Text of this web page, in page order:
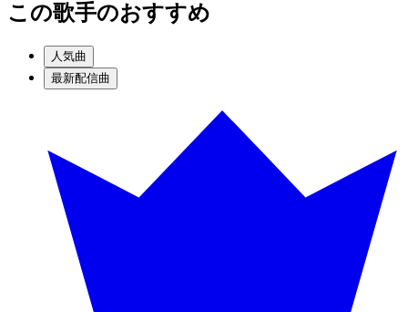
この歌手のおすすめ
人気曲
最新配信曲